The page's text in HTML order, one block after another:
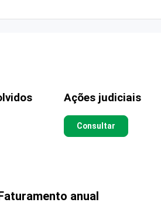
Ações judiciais
Consultar
anual